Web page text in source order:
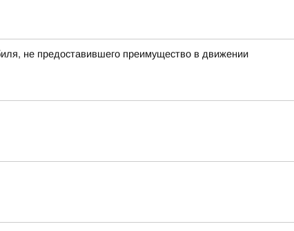
не предоставившего преимущество в движении